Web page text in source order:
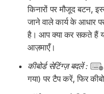
किनारों पर मौजूद बटन,
जाने वाले कार्य के आधार
है। आप क्या कर सकते हैं
आज़माएँ।
कीबोर्ड सेटिंग्ज़ बदलें :
गया) पर टैप करें, फिर